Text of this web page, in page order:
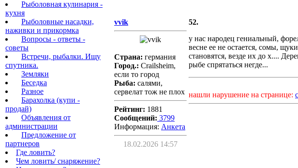
Рыболовная кулинария -
кухня
Рыболовные насадки,
наживки и прикормка
Вопросы - ответы -
советы
Встречи, рыбалки. Ищу
спутника.
Земляки
Беседка
Разное
Барахолка (купи -
продай)
Объявления от
администрации
Предложение от
партнеров
Где ловить?
Чем ловить/ снаряжение?
vvik
Страна: германия
Город.: Crailsheim,
если то город
Рыба: салями,
сервелат тож не плох
Рейтинг: 1881
Сообщений: 3799
Информация: Aнкета
18.02.2026 14:57
52.
у нас народец гениальный,
весне ее не остается, сомы,
становятся, везде их до х....
рыбе спрятаться негде...
нашли нарушение на странице: